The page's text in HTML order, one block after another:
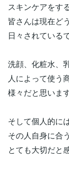
スキンケアをす
皆さんは現在ど
日々されている
洗顔、化粧水、
人によって使う
様々だと思います
そして個人的に
その人自身に合
とても大切だと